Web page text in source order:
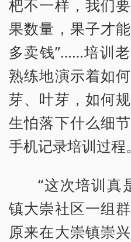
杷不一样，我们
果数量，果子才
多卖钱”……培训
熟练地演示着如
芽、叶芽，如何
生怕落下什么细
手机记录培训过程。
“这次培训真
镇大崇社区一组
原来在大崇镇崇